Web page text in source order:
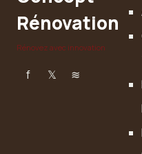
Rénovation
Rénovez avec innovation
f 𝕏 ≋